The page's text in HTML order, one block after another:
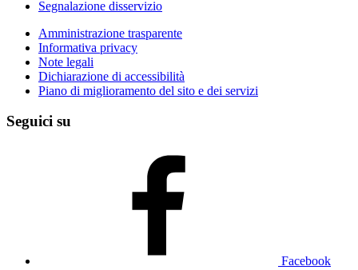
Segnalazione disservizio
Amministrazione trasparente
Informativa privacy
Note legali
Dichiarazione di accessibilità
Piano di miglioramento del sito e dei servizi
Seguici su
Facebook